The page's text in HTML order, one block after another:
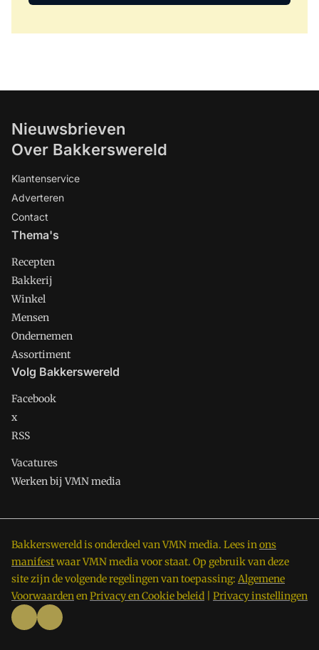
Nieuwsbrieven
Over Bakkerswereld
Klantenservice
Adverteren
Contact
Thema's
Recepten
Bakkerij
Winkel
Mensen
Ondernemen
Assortiment
Volg Bakkerswereld
Facebook
x
RSS
Vacatures
Werken bij VMN media
Bakkerswereld is onderdeel van VMN media. Lees inons
manifestwaar VMN media voor staat. Op gebruik van deze
site zijn de volgende regelingen van toepassing: Algemene
VoorwaardenenPrivacy en Cookie beleid Privacy instellingen